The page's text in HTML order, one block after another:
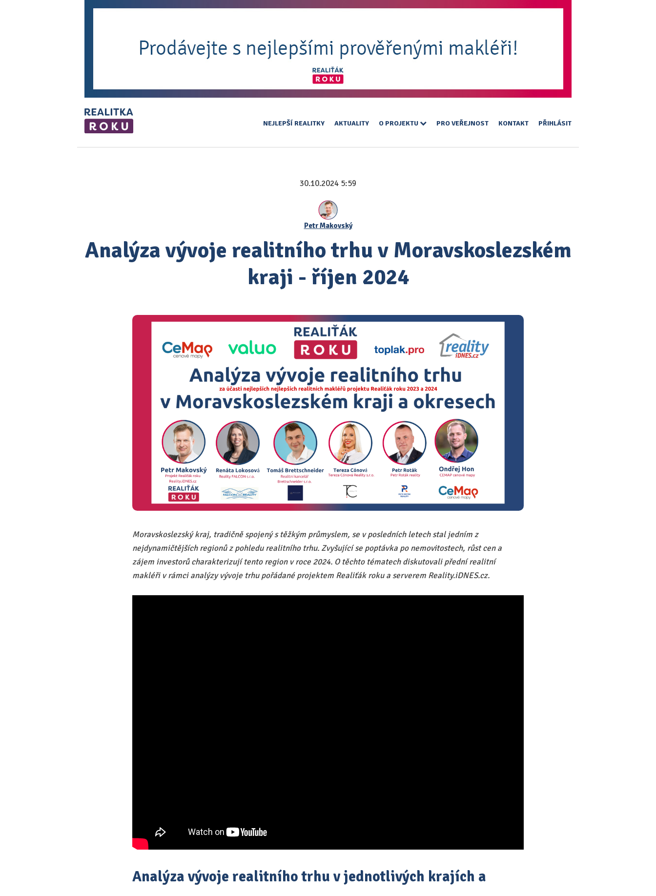
NEJLEPŠÍ REALITKY AKTUALITY O PROJEKTU PRO VEŘEJNOST KONTAKT PŘIHLÁSIT
30.10.2024 5:59
Petr Makovský
Analýza vývoje realitního trhu v Moravskoslezském
kraji - říjen 2024
Moravskoslezský kraj, tradičně spojený s těžkým průmyslem, se v posledních letech stal jedním z
nejdynamičtějších regionů z pohledu realitního trhu. Zvyšující se poptávka po nemovitostech, růst cen a
zájem investorů charakterizují tento region v roce 2024. O těchto tématech diskutovali přední realitní
makléři v rámci analýzy vývoje trhu pořádané projektem Realiťák roku a serverem Reality.iDNES.cz.
Analýza vývoje realitního trhu v jednotlivých krajích a